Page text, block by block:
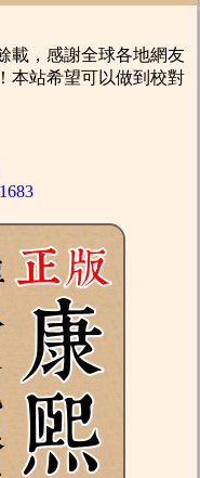
，感謝全球各地網友
本站希望可以做到校對